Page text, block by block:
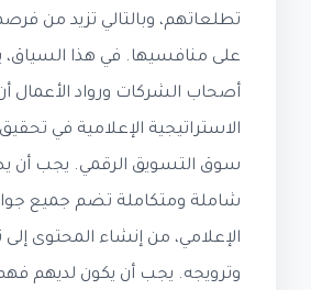
تطلعاتهم، وبالتالي تزيد من
على منافسيها. في هذا
أصحاب الشركات ورواد الأعمال
الاستراتيجية الإعلامية في
سوق التسويق الرقمي. يجب أن
شاملة ومتكاملة تضم جميع
الإعلامي، من إنشاء المحتوى إلى
وترويجه. يجب أن يكون لديهم